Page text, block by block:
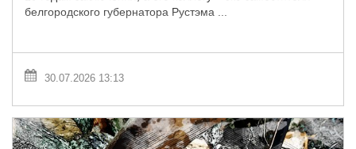
белгородского губернатора Рустэма ...
30.07.2026 13:13